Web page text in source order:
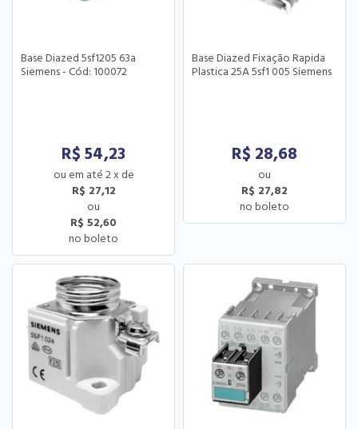
Base Diazed 5sf1205 63a
Siemens - Cód: 100072
R$ 54,23
2x de
R$ 27,12
R$ 52,60
Base Diazed Fixação Rapida
Plastica 25A 5sf1 005 Siemens
R$ 28,68
R$ 27,82